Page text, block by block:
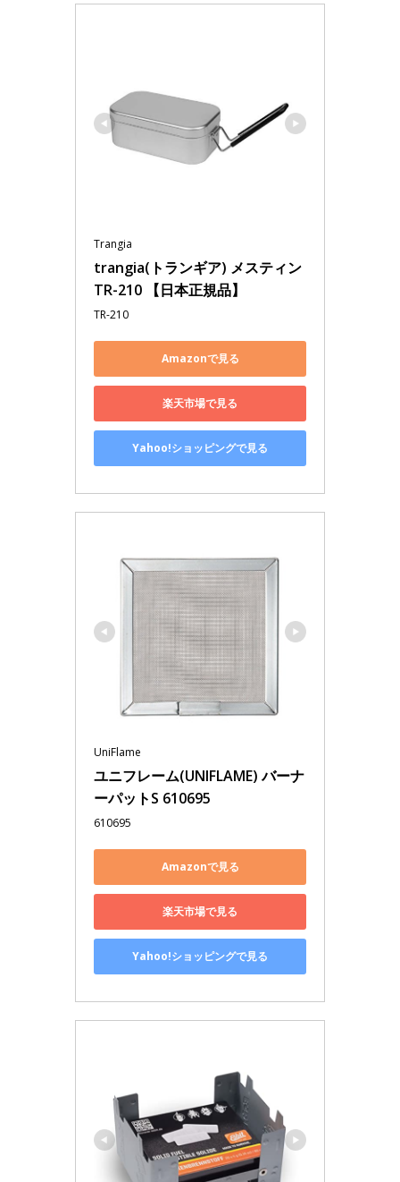
Trangia
trangia(トランギア) メスティン
TR-210 【日本正規品】
TR-210
Amazonで見る
楽天市場で見る
Yahoo!ショッピングで見る
UniFlame
ユニフレーム(UNIFLAME) バーナ
ーパットS 610695
610695
Amazonで見る
楽天市場で見る
Yahoo!ショッピングで見る